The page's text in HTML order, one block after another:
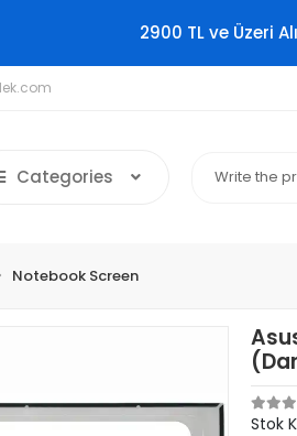
2900 TL ve Üzeri
Categories
Notebook Screen
Stok